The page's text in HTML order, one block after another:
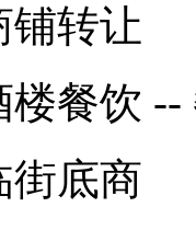
铺转让
楼餐饮 --
街底商